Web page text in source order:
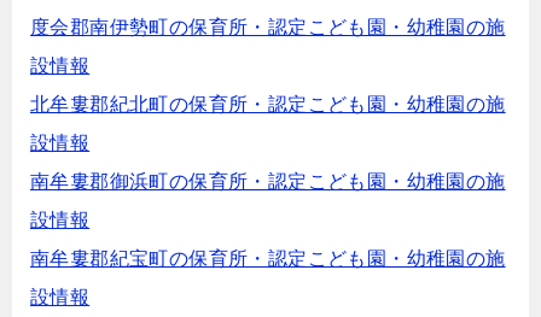
度会郡南伊勢町の保育所・認定こども園・幼稚園の施
設情報
北牟婁郡紀北町の保育所・認定こども園・幼稚園の施
設情報
南牟婁郡御浜町の保育所・認定こども園・幼稚園の施
設情報
南牟婁郡紀宝町の保育所・認定こども園・幼稚園の施
設情報